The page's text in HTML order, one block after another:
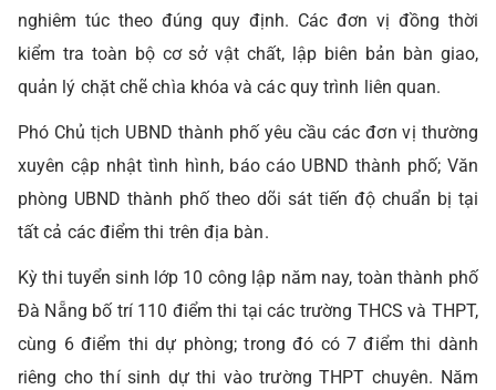
nghiêm túc theo đúng quy định. Các đơn vị đồng thời
kiểm tra toàn bộ cơ sở vật chất, lập biên bản bàn giao,
quản lý chặt chẽ chìa khóa và các quy trình liên quan.
Phó Chủ tịch UBND thành phố yêu cầu các đơn vị thường
xuyên cập nhật tình hình, báo cáo UBND thành phố; Văn
phòng UBND thành phố theo dõi sát tiến độ chuẩn bị tại
tất cả các điểm thi trên địa bàn.
Kỳ thi tuyển sinh lớp 10 công lập năm nay, toàn thành phố
Đà Nẵng bố trí 110 điểm thi tại các trường THCS và THPT,
cùng 6 điểm thi dự phòng; trong đó có 7 điểm thi dành
riêng cho thí sinh dự thi vào trường THPT chuyên. Năm